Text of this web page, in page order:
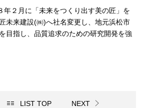
年２月に「未来をつくり出す美の匠」を
未来建設(㈱)へ社名変更し、地元浜松市
目指し、品質追求のための研究開発を強
LIST TOP NEXT